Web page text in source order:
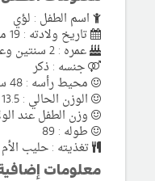
اسم الطفل : لؤي
تاريخ ولادته : 19 مايو 2015
عمره : 2 سنتين وعشر شهور
جنسه : ذكر
محيط رأسه : 48 سم
الوزن الحالي : 13.5 كجم
وزن الطفل عند
طوله : 89
تغذيته : حليب الأم
معلومات